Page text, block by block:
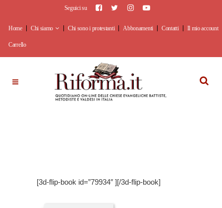
Seguici su
Home Chi siamo Chi sono i protestanti Abbonamenti Contatti Il mio account
Carrello
[3d-flip-book id=”79934″ ][/3d-flip-book]